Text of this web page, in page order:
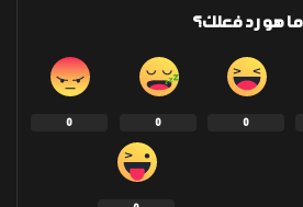
ما هو رد فعلك؟
0
0
0